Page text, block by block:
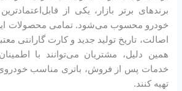
برندهای برتر بازار، یکی از
خودرو محسوب می‌شود. تمامی محصولات
اصالت، تاریخ تولید جدید و کارت گارانتی
همین دلیل، مشتریان می‌توانند با
خدمات پس از فروش، باتری مناسب خودروی
تهیه کنند.